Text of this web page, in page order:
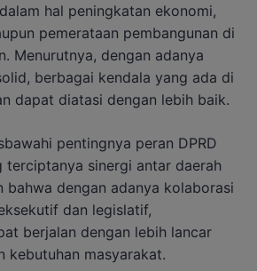
hal peningkatan ekonomi,
pemerataan pembangunan di
Menurutnya, dengan adanya
berbagai kendala yang ada di
dapat diatasi dengan lebih baik.
pentingnya peran DPRD
terciptanya sinergi antar daerah
bahwa dengan adanya kolaborasi
dan legislatif,
berjalan dengan lebih lancar
kebutuhan masyarakat.